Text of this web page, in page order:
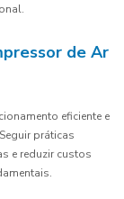
de Ar
eficiente e
práticas
e reduzir custos